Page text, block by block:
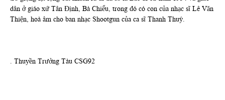
dân ở giáo xứ Tân Định, Bà Chiểu, trong đó có con của nhạc sĩ Lê Văn
Thiện, hoà âm cho ban nhạc Shootgun của ca sĩ Thanh Thuý.
. Thuyền Trưởng Tàu CSG92